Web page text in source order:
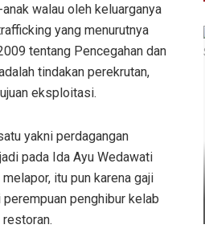
walau oleh keluarganya
yang menurutnya
tentang Pencegahan dan
tindakan perekrutan,
eksploitasi.
yakni perdagangan
pada Ida Ayu Wedawati
itu pun karena gaji
penghibur kelab